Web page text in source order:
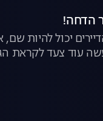
יכול להיות
עוד צעד לקראת